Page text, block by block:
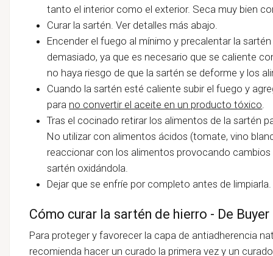
tanto el interior como el exterior. Seca muy bien
Curar la sartén. Ver detalles más abajo.
Encender el fuego al mínimo y precalentar la
demasiado, ya que es necesario que se caliente
no haya riesgo de que la sartén se deforme y los
Cuando la sartén esté caliente subir el fuego y
para no convertir el aceite en un producto tóxico
Tras el cocinado retirar los alimentos de la sartén
No utilizar con alimentos ácidos (tomate, vino
reaccionar con los alimentos provocando cambios
sartén oxidándola.
Dejar que se enfríe por completo antes de
Cómo curar la sartén de hierro - De Buyer
Para proteger y favorecer la capa de antiadherencia
recomienda hacer un curado la primera vez y un